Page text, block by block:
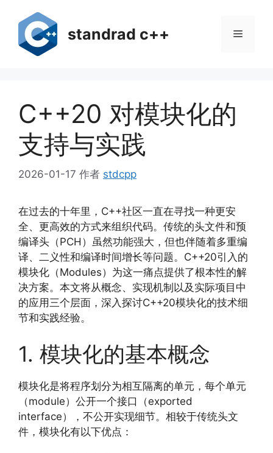
standrad c++ 菜
C++20 对模块化的
支持与实践
2026-01-17 作者 stdcpp
在过去的十年里，C++社区一直在寻找一种更安
全、更高效的方式来组织代码。传统的头文件和预
编译头（PCH）虽然功能强大，但也伴随着多重编
译、二义性和编译时间增长等问题。C++20引入的
模块化（Modules）为这一痛点提供了根本性的解
决方案。本文将从概念、实现机制以及实际项目中
的应用三个层面，深入探讨C++20模块化的技术细
节和实践经验。
1. 模块化的基本概念
模块化是将程序划分为相互隔离的单元，每个单元
（module）公开一个接口（exported
interface），不公开实现细节。相较于传统头文
件，模块化有以下优点：